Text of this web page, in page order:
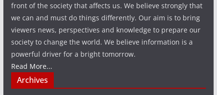
front of the society that affects us. We believe strongly that
we can and must do things differently. Our aim is to bring
viewers news, perspectives and knowledge to prepare our
society to change the world. We believe information is a
powerful driver for a bright tomorrow.
Read More...
Archives